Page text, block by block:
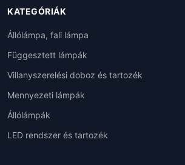
KATEGÓRIÁK
Állólámpa, fali lámpa
Függesztett lámpák
Villanyszerelési doboz és tartozék
Mennyezeti lámpák
Állólámpák
LED rendszer és tartozék